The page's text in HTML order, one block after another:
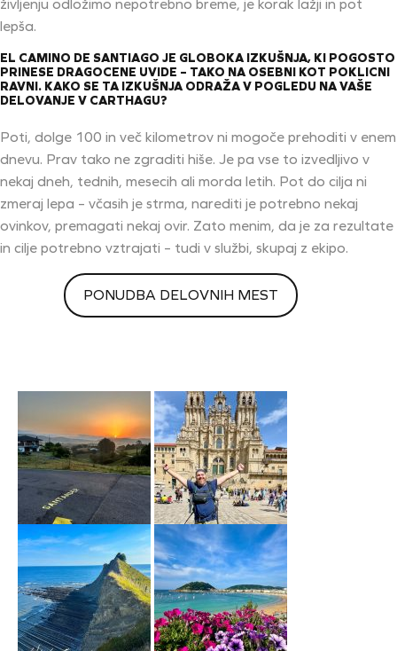
življenju odložimo nepotrebno breme, je korak lažji in pot
lepša.
EL CAMINO DE SANTIAGO JE GLOBOKA IZKUŠNJA, KI POGOSTO
PRINESE DRAGOCENE UVIDE – TAKO NA OSEBNI KOT POKLICNI
RAVNI. KAKO SE TA IZKUŠNJA ODRAŽA V POGLEDU NA VAŠE
DELOVANJE V CARTHAGU?
Poti, dolge 100 in več kilometrov ni mogoče prehoditi v enem
dnevu. Prav tako ne zgraditi hiše. Je pa vse to izvedljivo v
nekaj dneh, tednih, mesecih ali morda letih. Pot do cilja ni
zmeraj lepa – včasih je strma, narediti je potrebno nekaj
ovinkov, premagati nekaj ovir. Zato menim, da je za rezultate
in cilje potrebno vztrajati – tudi v službi, skupaj z ekipo.
PONUDBA DELOVNIH MEST